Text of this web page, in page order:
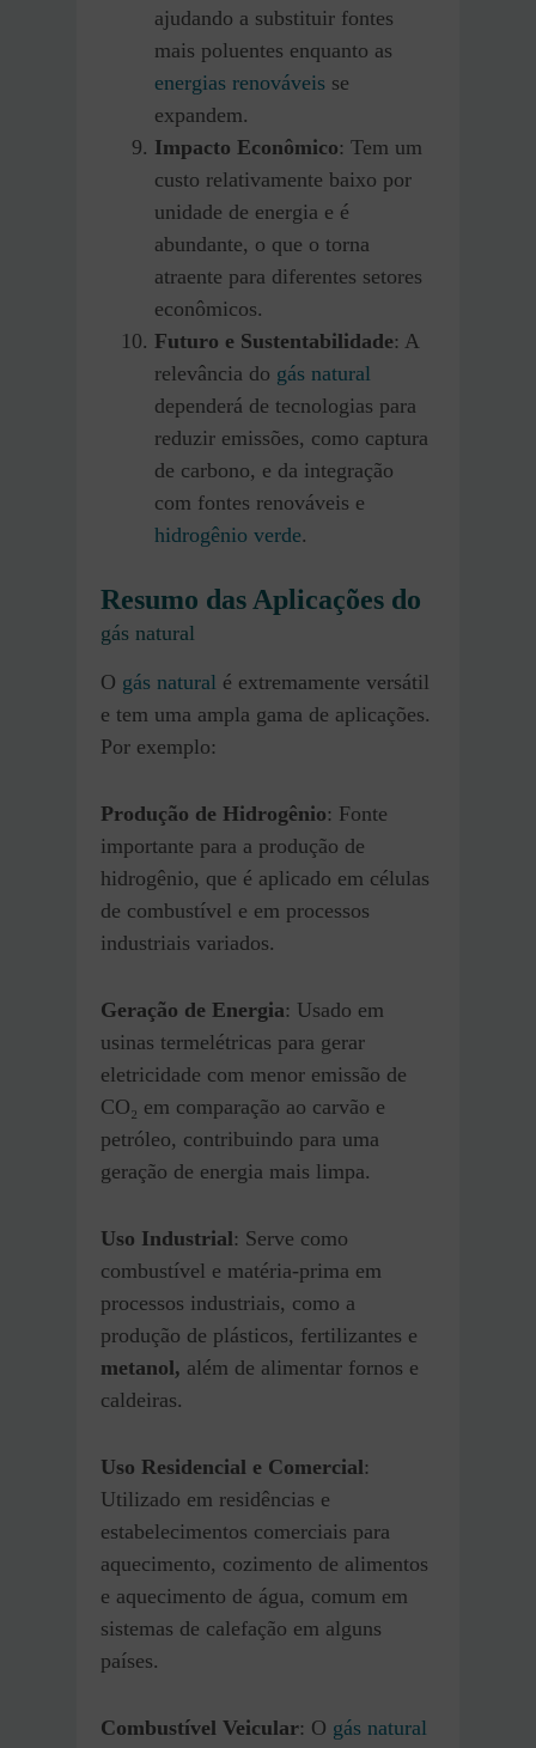
ajudando a substituir fontes
mais poluentes enquanto as
energias renováveis se
expandem.
Impacto Econômico: Tem um
custo relativamente baixo por
unidade de energia e é
abundante, o que o torna
atraente para diferentes setores
econômicos.
Futuro e Sustentabilidade: A
relevância do gás natural
dependerá de tecnologias para
reduzir emissões, como captura
de carbono, e da integração
com fontes renováveis e
hidrogênio verde.
Resumo das Aplicações do
gás natural
O gás natural é extremamente versátil
e tem uma ampla gama de aplicações.
Por exemplo:
Produção de Hidrogênio: Fonte
importante para a produção de
hidrogênio, que é aplicado em células
de combustível e em processos
industriais variados.
Geração de Energia: Usado em
usinas termelétricas para gerar
eletricidade com menor emissão de
CO₂ em comparação ao carvão e
petróleo, contribuindo para uma
geração de energia mais limpa.
Uso Industrial: Serve como
combustível e matéria-prima em
processos industriais, como a
produção de plásticos, fertilizantes e
metanol, além de alimentar fornos e
caldeiras.
Uso Residencial e Comercial:
Utilizado em residências e
estabelecimentos comerciais para
aquecimento, cozimento de alimentos
e aquecimento de água, comum em
sistemas de calefação em alguns
países.
Combustível Veicular: O gás natural